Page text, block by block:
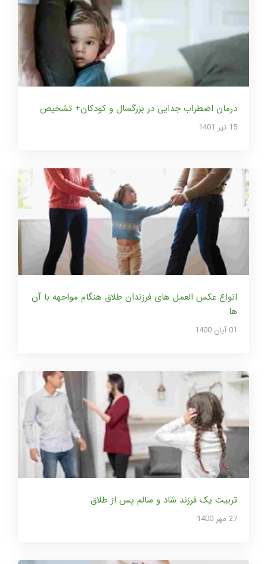
درمان اضطراب جدایی در بزرگسال و کودکان+ تشخیص
15 تير 1401
انواع عکس العمل های فرزندان طلاق هنگام مواجهه با آن
ها
01 آبان 1400
تربیت یک فرزند شاد و سالم پس از طلاق
27 مهر 1400